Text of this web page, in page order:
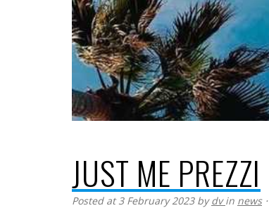
JUST ME PREZZI
Posted at 3 February 2023 bydvin news⋅